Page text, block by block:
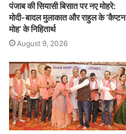
पंजाब की सियासी बिसात पर नए मोहरे:
मोदी-बादल मुलाकात और राहुल के ‘कैप्टन
मोह’ के निहितार्थ
August 9, 2026